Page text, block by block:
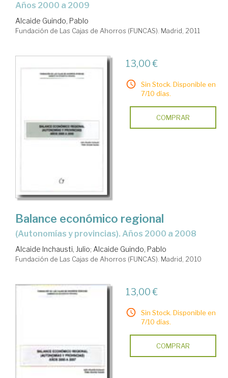
años 2000 a 2009
Alcaide Guindo, Pablo
Fundación de Las Cajas de Ahorros (FUNCAS). Madrid, 2011
13,00 €
Sin Stock. Disponible en
7/10 días.
COMPRAR
Balance económico regional
(autonomías y provincias). Años 2000 a 2008
Alcaide Inchausti, Julio; Alcaide Guindo, Pablo
Fundación de Las Cajas de Ahorros (FUNCAS). Madrid, 2010
13,00 €
Sin Stock. Disponible en
7/10 días.
COMPRAR